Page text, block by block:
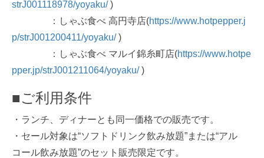
strJ001118978/yoyaku/)
：しゃぶ食べ 高円寺店(https://www.hotpepper.j
p/strJ001200411/yoyaku/)
：しゃぶ食べ マルイ錦糸町店(https://www.hotpe
pper.jp/strJ001211064/yoyaku/)
■ご利用条件
・ランチ、ディナーとも同一価格での販売です。
・セール対象は“ソフトドリンク飲み放題”または“アル
コール飲み放題”のセット販売限定です。